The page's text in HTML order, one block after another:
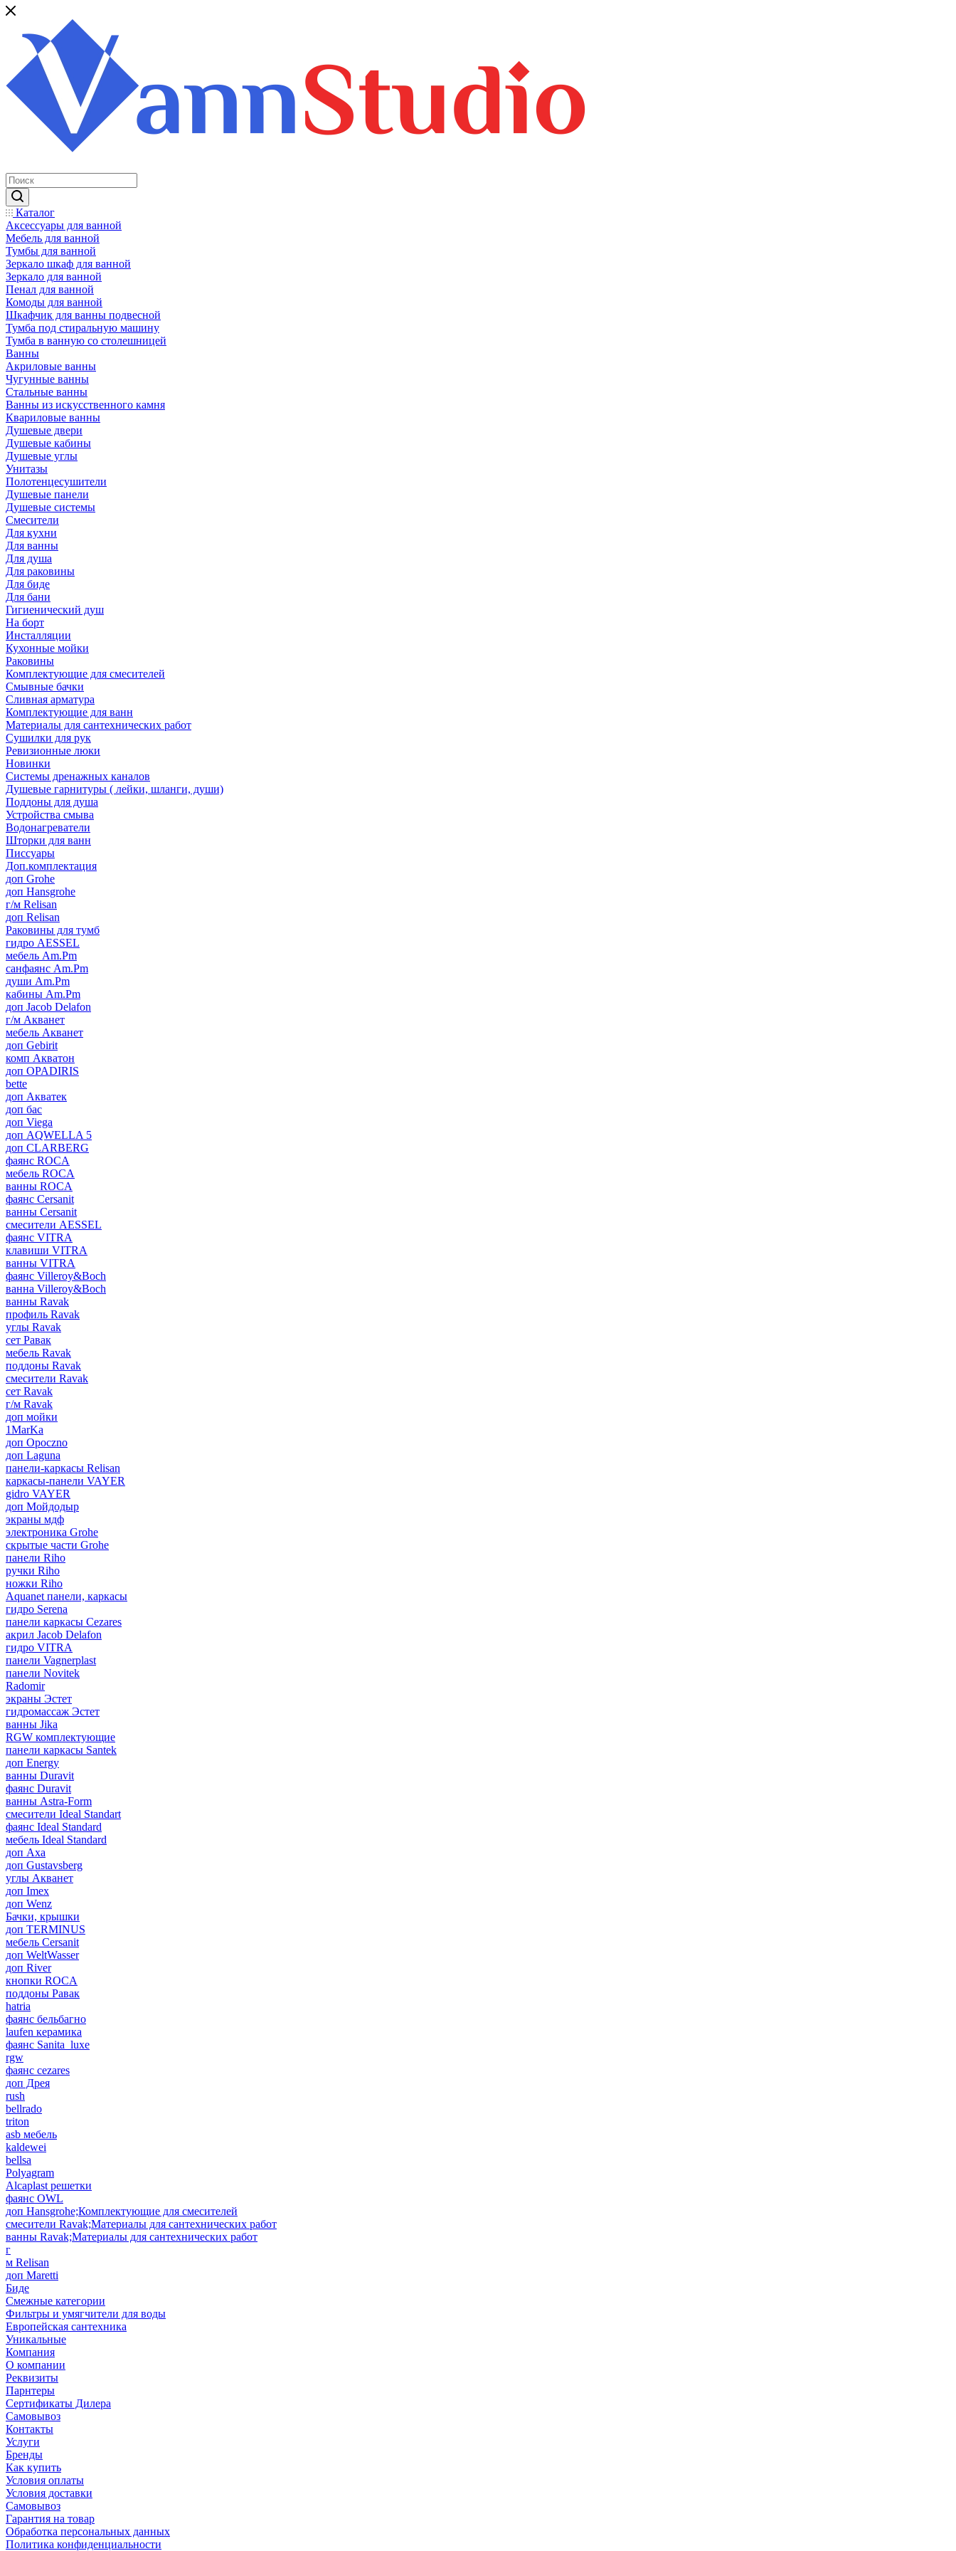
Каталог
Аксессуары для ванной
Мебель для ванной
Тумбы для ванной
Зеркало шкаф для ванной
Зеркало для ванной
Пенал для ванной
Комоды для ванной
Шкафчик для ванны подвесной
Тумба под стиральную машину
Тумба в ванную со столешницей
Ванны
Акриловые ванны
Чугунные ванны
Стальные ванны
Ванны из искусственного камня
Квариловые ванны
Душевые двери
Душевые кабины
Душевые углы
Унитазы
Полотенцесушители
Душевые панели
Душевые системы
Смесители
Для кухни
Для ванны
Для душа
Для раковины
Для биде
Для бани
Гигиенический душ
На борт
Инсталляции
Кухонные мойки
Раковины
Комплектующие для смесителей
Смывные бачки
Сливная арматура
Комплектующие для ванн
Материалы для сантехнических работ
Сушилки для рук
Ревизионные люки
Новинки
Системы дренажных каналов
Душевые гарнитуры ( лейки, шланги, души)
Поддоны для душа
Устройства смыва
Водонагреватели
Шторки для ванн
Писсуары
Доп.комплектация
доп Grohe
доп Hansgrohe
г/м Relisan
доп Relisan
Раковины для тумб
гидро AESSEL
мебель Am.Pm
санфаянс Am.Pm
души Am.Pm
кабины Am.Pm
доп Jacob Delafon
г/м Акванет
мебель Акванет
доп Gebirit
комп Акватон
доп OPADIRIS
bette
доп Акватек
доп бас
доп Viega
доп AQWELLA 5
доп CLARBERG
фаянс ROCA
мебель ROCA
ванны ROCA
фаянс Cersanit
ванны Cersanit
смесители AESSEL
фаянс VITRA
клавиши VITRA
ванны VITRA
фаянс Villeroy&Boch
ванна Villeroy&Boch
ванны Ravak
профиль Ravak
углы Ravak
сет Равак
мебель Ravak
поддоны Ravak
смесители Ravak
сет Ravak
г/м Ravak
доп мойки
1MarKa
доп Opoczno
доп Laguna
панели-каркасы Relisan
каркасы-панели VAYER
gidro VAYER
доп Мойдодыр
экраны мдф
электроника Grohe
скрытые части Grohe
панели Riho
ручки Riho
ножки Riho
Aquanet панели, каркасы
гидро Serena
панели каркасы Cezares
акрил Jacob Delafon
гидро VITRA
панели Vagnerplast
панели Novitek
Radomir
экраны Эстет
гидромассаж Эстет
ванны Jika
RGW комплектующие
панели каркасы Santek
доп Energy
ванны Duravit
фаянс Duravit
ванны Astra-Form
смесители Ideal Standart
фаянс Ideal Standard
мебель Ideal Standard
доп Axa
доп Gustavsberg
углы Акванет
доп Imex
доп Wenz
Бачки, крышки
доп TERMINUS
мебель Cersanit
доп WeltWasser
доп River
кнопки ROCA
поддоны Равак
hatria
фаянс бельбагно
laufen керамика
фаянс Sanita_luxe
rgw
фаянс cezares
доп Дрея
rush
bellrado
triton
asb мебель
kaldewei
bellsa
Polyagram
Alcaplast решетки
фаянс OWL
доп Hansgrohe;Комплектующие для смесителей
смесители Ravak;Материалы для сантехнических работ
ванны Ravak;Материалы для сантехнических работ
г
м Relisan
доп Maretti
Биде
Смежные категории
Фильтры и умягчители для воды
Европейская сантехника
Уникальные
Компания
О компании
Реквизиты
Парнтеры
Сертификаты Дилера
Самовывоз
Контакты
Услуги
Бренды
Как купить
Условия оплаты
Условия доставки
Самовывоз
Гарантия на товар
Обработка персональных данных
Политика конфиденциальности